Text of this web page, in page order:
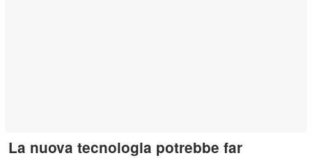
La nuova tecnologia potrebbe far